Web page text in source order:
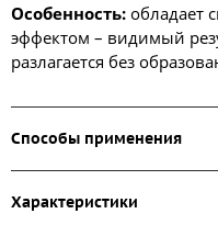
Особенность: обладает
эффектом – видимый
разлагается без
Способы применения
Характеристики